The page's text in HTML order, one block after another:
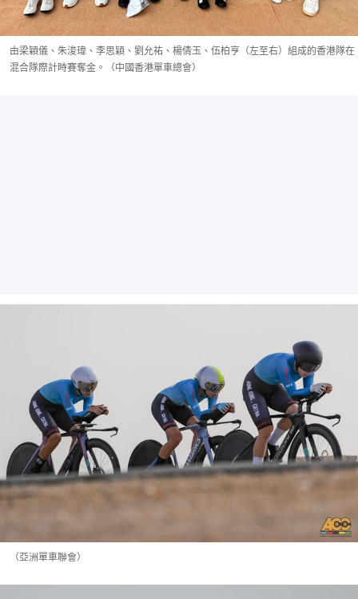
由梁穎儀、朱浚瑋、李思穎、劉允祐、楊倩玉、伍柏亨（左至右）組成的香港隊在
混合隊際計時賽奪金。（中國香港單車總會）
（亞洲單車聯會）